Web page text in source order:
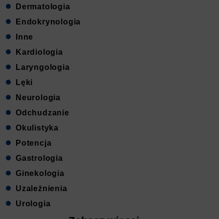
Dermatologia
Endokrynologia
Inne
Kardiologia
Laryngologia
Lęki
Neurologia
Odchudzanie
Okulistyka
Potencja
Gastrologia
Ginekologia
Uzależnienia
Urologia